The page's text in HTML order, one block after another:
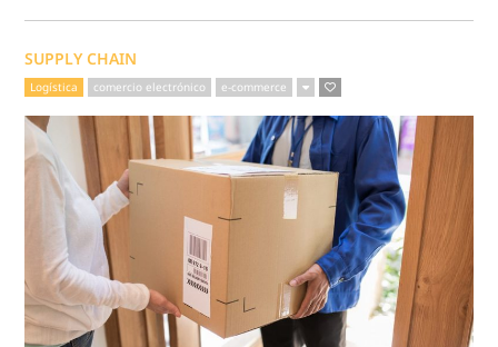
SUPPLY CHAIN
Logística comercio electrónico e-commerce